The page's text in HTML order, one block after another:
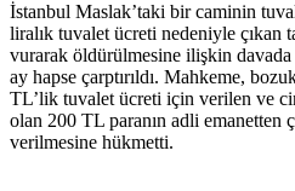
İstanbul Maslak’taki bir caminin
liralık tuvalet ücreti nedeniyle çıkan
vurarak öldürülmesine ilişkin davada
ay hapse çarptırıldı. Mahkeme,
TL’lik tuvalet ücreti için verilen ve
olan 200 TL paranın adli emanetten
verilmesine hükmetti.